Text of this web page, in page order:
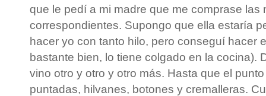
que le pedí a mi madre que me comprase las
correspondientes. Supongo que ella estaría
hacer yo con tanto hilo, pero conseguí hacer
bastante bien, lo tiene colgado en la cocina).
vino otro y otro y otro más. Hasta que el
puntadas, hilvanes, botones y cremalleras.